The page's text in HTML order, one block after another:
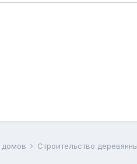
домов Строительство